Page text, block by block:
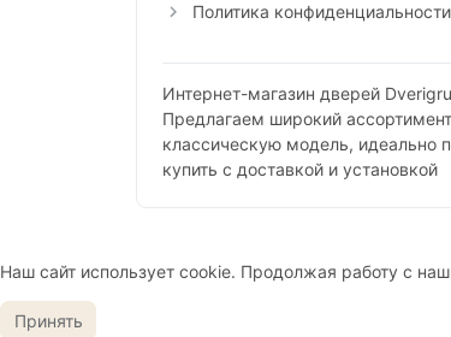
Политика конфиденциальности
Интернет-магазин дверей
Предлагаем широкий
классическую модель,
купить с доставкой и установкой
Наш сайт использует cookie. Продолжая работу с
Принять